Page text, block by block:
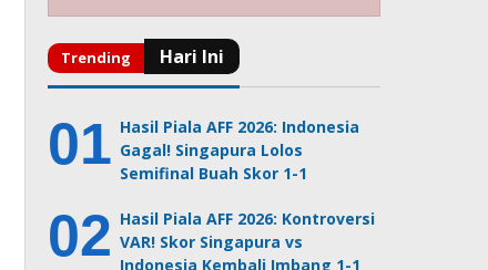
Hasil Piala AFF 2026: Indonesia
Gagal! Singapura Lolos
Semifinal Buah Skor 1-1
Hasil Piala AFF 2026: Kontroversi
VAR! Skor Singapura vs
Indonesia Kembali Imbang 1-1